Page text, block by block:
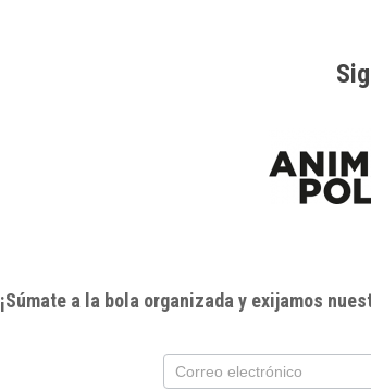
¡Súmate a la bola organizada y exijamos
Subscríbete